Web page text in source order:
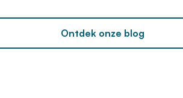
Ontdek onze blog